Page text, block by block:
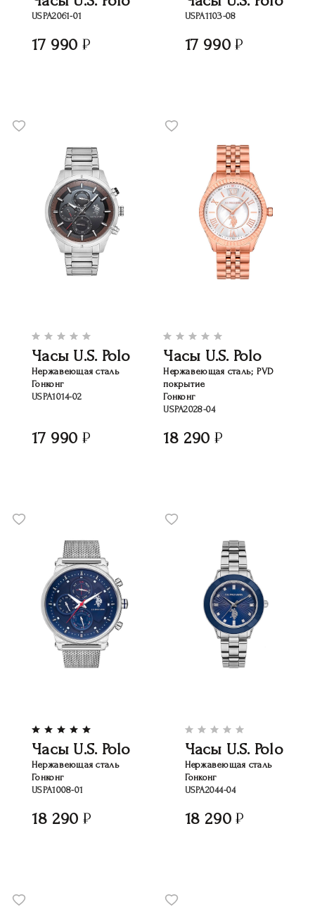
USPA2061-01
17 990
USPA1103-08
17 990
Часы U.S. Polo
Нержавеющая сталь
Гонконг
USPA1014-02
17 990
Часы U.S. Polo
Нержавеющая сталь; PVD
покрытие
Гонконг
USPA2028-04
18 290
Часы U.S. Polo
Нержавеющая сталь
Гонконг
USPA1008-01
18 290
Часы U.S. Polo
Нержавеющая сталь
Гонконг
USPA2044-04
18 290